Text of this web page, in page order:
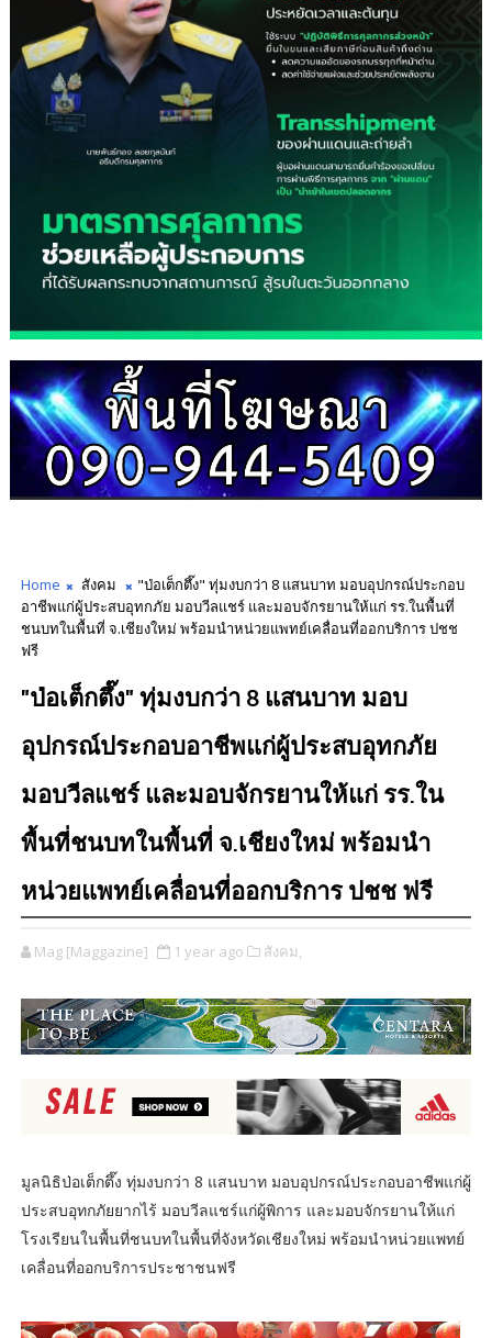
Home สังคม
"ป่อเต็กตึ๊ง" ทุ่มงบกว่า 8 แสนบาท มอบอุปกรณ์ประกอบ
อาชีพแก่ผู้ประสบอุทกภัย มอบวีลแชร์ และมอบจักรยานให้แก่ รร.ในพื้นที่
ชนบทในพื้นที่ จ.เชียงใหม่ พร้อมนำหน่วยแพทย์เคลื่อนที่ออกบริการ ปชช
ฟรี
"ป่อเต็กตึ๊ง" ทุ่มงบกว่า 8 แสนบาท มอบ
อุปกรณ์ประกอบอาชีพแก่ผู้ประสบอุทกภัย
มอบวีลแชร์ และมอบจักรยานให้แก่ รร.ใน
พื้นที่ชนบทในพื้นที่ จ.เชียงใหม่ พร้อมนำ
หน่วยแพทย์เคลื่อนที่ออกบริการ ปชช ฟรี
Mag [Maggazine] 1 year ago สังคม,
มูลนิธิป่อเต็กตึ๊ง ทุ่มงบกว่า 8 แสนบาท มอบอุปกรณ์ประกอบอาชีพแก่ผู้
ประสบอุทกภัยยากไร้ มอบวีลแชร์แก่ผู้พิการ และมอบจักรยานให้แก่
โรงเรียนในพื้นที่ชนบทในพื้นที่จังหวัดเชียงใหม่ พร้อมนำหน่วยแพทย์
เคลื่อนที่ออกบริการประชาชนฟรี